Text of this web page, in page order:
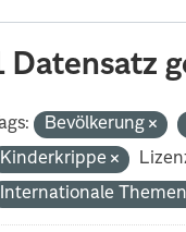
Datensatz
Bevölkerung
Kinderkrippe
Internationale